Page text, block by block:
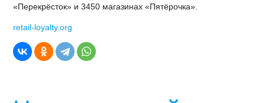
«Перекрёсток» и 3450 магазинах «Пятёрочка».
retail-loyalty.org